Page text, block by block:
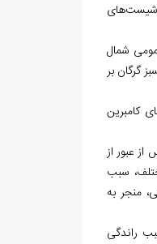
شیست‌های
عمومی شمال
گرگان بر
کامبرین
عبور از
بخش‌های مختلف، سبب
منجر به
سبب راندگی